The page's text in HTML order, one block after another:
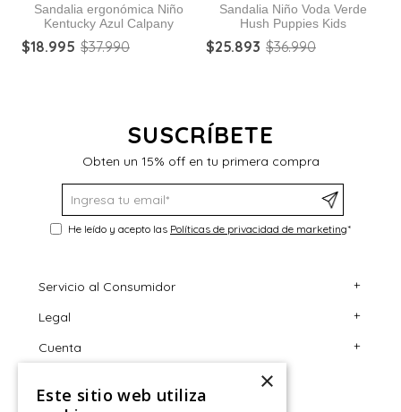
Sandalia ergonómica Niño
Kentucky Azul Calpany
$18.995 $37.990
Sandalia Niño Voda Verde
Hush Puppies Kids
$25.893 $36.990
SUSCRÍBETE
Obten un 15% off en tu primera compra
He leído y acepto las Políticas de privacidad de marketing*
Servicio al Consumidor +
Centro de Ayuda
Contáctanos
Retiro en tienda
Legal +
Términos y Condiciones
Cambios, Retracto y Garantía
Cuenta +
Sigue tu compra
×
Este sitio web utiliza